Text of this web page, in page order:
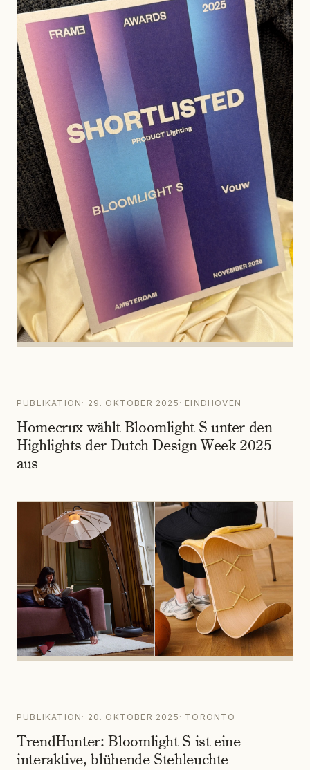
PUBLIKATION · 29. OKTOBER 2025 · EINDHOVEN
Homecrux wählt Bloomlight S unter den
Highlights der Dutch Design Week 2025
aus
PUBLIKATION · 20. OKTOBER 2025 · TORONTO
TrendHunter: Bloomlight S ist eine
interaktive, blühende Stehleuchte